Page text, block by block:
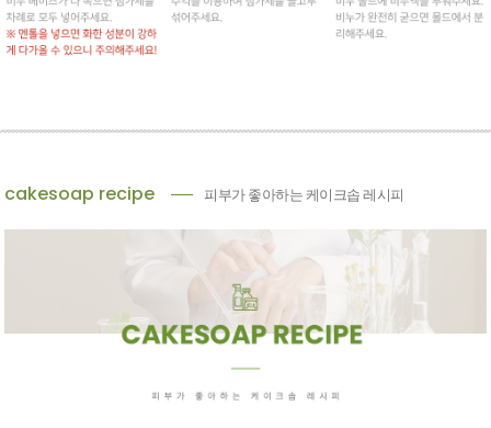
cakesoap recipe 피부가 좋아하는 케이크솝 레시피